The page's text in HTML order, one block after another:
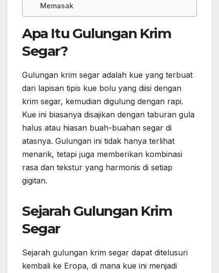
Memasak
Apa Itu Gulungan Krim
Segar?
Gulungan krim segar adalah kue yang terbuat
dari lapisan tipis kue bolu yang diisi dengan
krim segar, kemudian digulung dengan rapi.
Kue ini biasanya disajikan dengan taburan gula
halus atau hiasan buah-buahan segar di
atasnya. Gulungan ini tidak hanya terlihat
menarik, tetapi juga memberikan kombinasi
rasa dan tekstur yang harmonis di setiap
gigitan.
Sejarah Gulungan Krim
Segar
Sejarah gulungan krim segar dapat ditelusuri
kembali ke Eropa, di mana kue ini menjadi